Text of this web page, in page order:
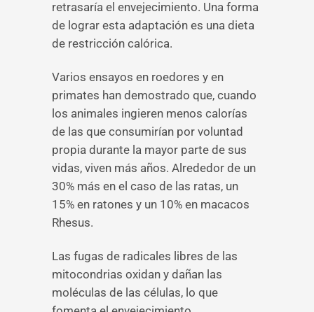
retrasaría el envejecimiento. Una forma
de lograr esta adaptación es una dieta
de restricción calórica.
Varios ensayos en roedores y en
primates han demostrado que, cuando
los animales ingieren menos calorías
de las que consumirían por voluntad
propia durante la mayor parte de sus
vidas, viven más años. Alrededor de un
30% más en el caso de las ratas, un
15% en ratones y un 10% en macacos
Rhesus.
Las fugas de radicales libres de las
mitocondrias oxidan y dañan las
moléculas de las células, lo que